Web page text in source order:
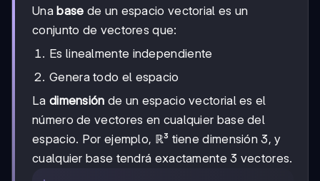
Una base de un espacio vectorial es un
conjunto de vectores que:
Es linealmente independiente
Genera todo el espacio
La dimensión de un espacio vectorial es el
número de vectores en cualquier base del
espacio. Por ejemplo, ℝ³ tiene dimensión 3, y
cualquier base tendrá exactamente 3 vectores.